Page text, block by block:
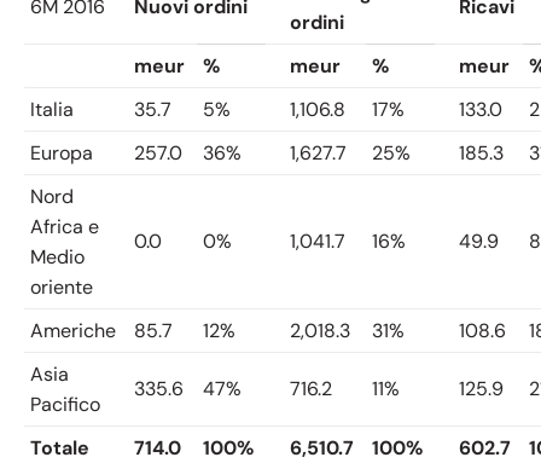
6M 2016 Nuovi ordini
ordini
Ricavi
meur % meur % meur
Italia
35.7 5% 1,106.8 17% 133.0
Europa
257.0 36% 1,627.7 25% 185.3
Nord
Africa e
Medio
oriente
0.0 0% 1,041.7 16% 49.9
Americhe 85.7 12% 2,018.3 31% 108.6
Asia
Pacifico
335.6 47% 716.2 11% 125.9
Totale 714.0 100% 6,510.7 100% 602.7